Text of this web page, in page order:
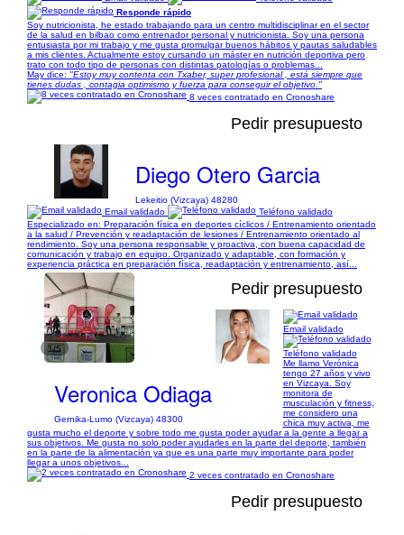
Responde rápido
Soy nutricionista, he estado trabajando para un centro multidisciplinar en el sector
de la salud en bilbao como entrenador personal y nutricionista. Soy una persona
entusiasta por mi trabajo y me gusta promulgar buenos hábitos y pautas saludables
a mis clientes. Actualmente estoy cursando un máster en nutrición deportiva pero
trato con todo tipo de personas con distintas patologías o problemas...
May dice: "Estoy muy contenta con Txaber, super profesional , está siempre que
tienes dudas , contagia optimismo y fuerza para conseguir el objetivo."
8 veces contratado en Cronoshare
Pedir presupuesto
Diego Otero Garcia
Lekeitio (Vizcaya) 48280
Email validado
Teléfono validado
Especializado en: Preparación física en deportes cíclicos / Entrenamiento orientado
a la salud / Prevención y readaptación de lesiones / Entrenamiento orientado al
rendimiento. Soy una persona responsable y proactiva, con buena capacidad de
comunicación y trabajo en equipo. Organizado y adaptable, con formación y
experiencia práctica en preparación física, readaptación y entrenamiento, así...
1/5
Pedir presupuesto
Veronica Odiaga
Gernika-Lumo (Vizcaya) 48300
Email validado
Teléfono validado
Me llamo Verónica
tengo 27 años y vivo
en Vizcaya. Soy
monitora de
musculación y fitness,
me considero una
chica muy activa, me
gusta mucho el deporte y sobre todo me gusta poder ayudar a la gente a llegar a
sus objetivos. Me gusta no solo poder ayudarles en la parte del deporte, también
en la parte de la alimentación ya que es una parte muy importante para poder
llegar a unos objetivos...
2 veces contratado en Cronoshare
Pedir presupuesto